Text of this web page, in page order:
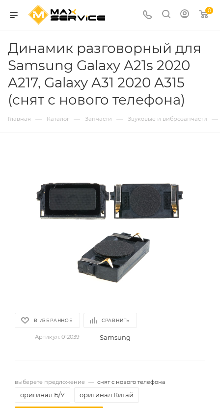
0
Динамик разговорный для
Samsung Galaxy A21s 2020
A217, Galaxy A31 2020 A315
(снят с нового телефона)
Главная — Каталог — Запчасти — Звуковые и виброзапчасти —
В ИЗБРАННОЕ СРАВНИТЬ
Артикул: 012039 Samsung
выберете предложение — снят с нового телефона
оригинал Б/У оригинал Китай